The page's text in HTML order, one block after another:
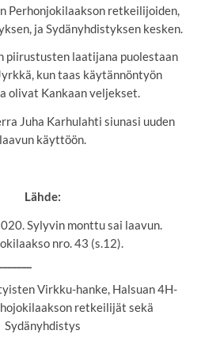
Virkku-hanke, Halsuan 4H-
retkeilijät sekä
Sydänyhdistys
Perhonjokilaakson retkeilijoiden,
ja Sydänyhdistyksen kesken.
piirustusten laatijana puolestaan
kun taas käytännöntyön
olivat Kankaan veljekset.
Juha Karhulahti siunasi uuden
laavun käyttöön.
Lähde:
Sylyvin monttu sai laavun.
nro. 43 (s.12).